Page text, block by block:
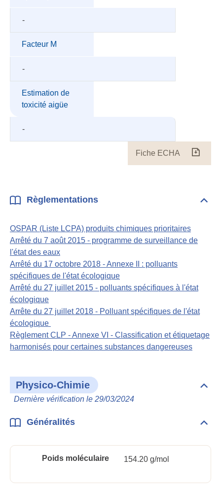
-
Facteur M
-
Estimation de
toxicité aigüe
-
Fiche ECHA
Règlementations
OSPAR (Liste LCPA) produits chimiques prioritaires
Arrêté du 7 août 2015 - programme de surveillance de
l'état des eaux
Arrêté du 17 octobre 2018 - Annexe II : polluants
spécifiques de l'état écologique
Arrêté du 27 juillet 2015 - polluants spécifiques à l'état
écologique
Arrête du 27 juillet 2018 - Polluant spécifiques de l'état
écologique
Règlement CLP - Annexe VI - Classification et étiquetage
harmonisés pour certaines substances dangereuses
Physico-Chimie
Dernière vérification le 29/03/2024
Généralités
Poids moléculaire 154.20 g/mol